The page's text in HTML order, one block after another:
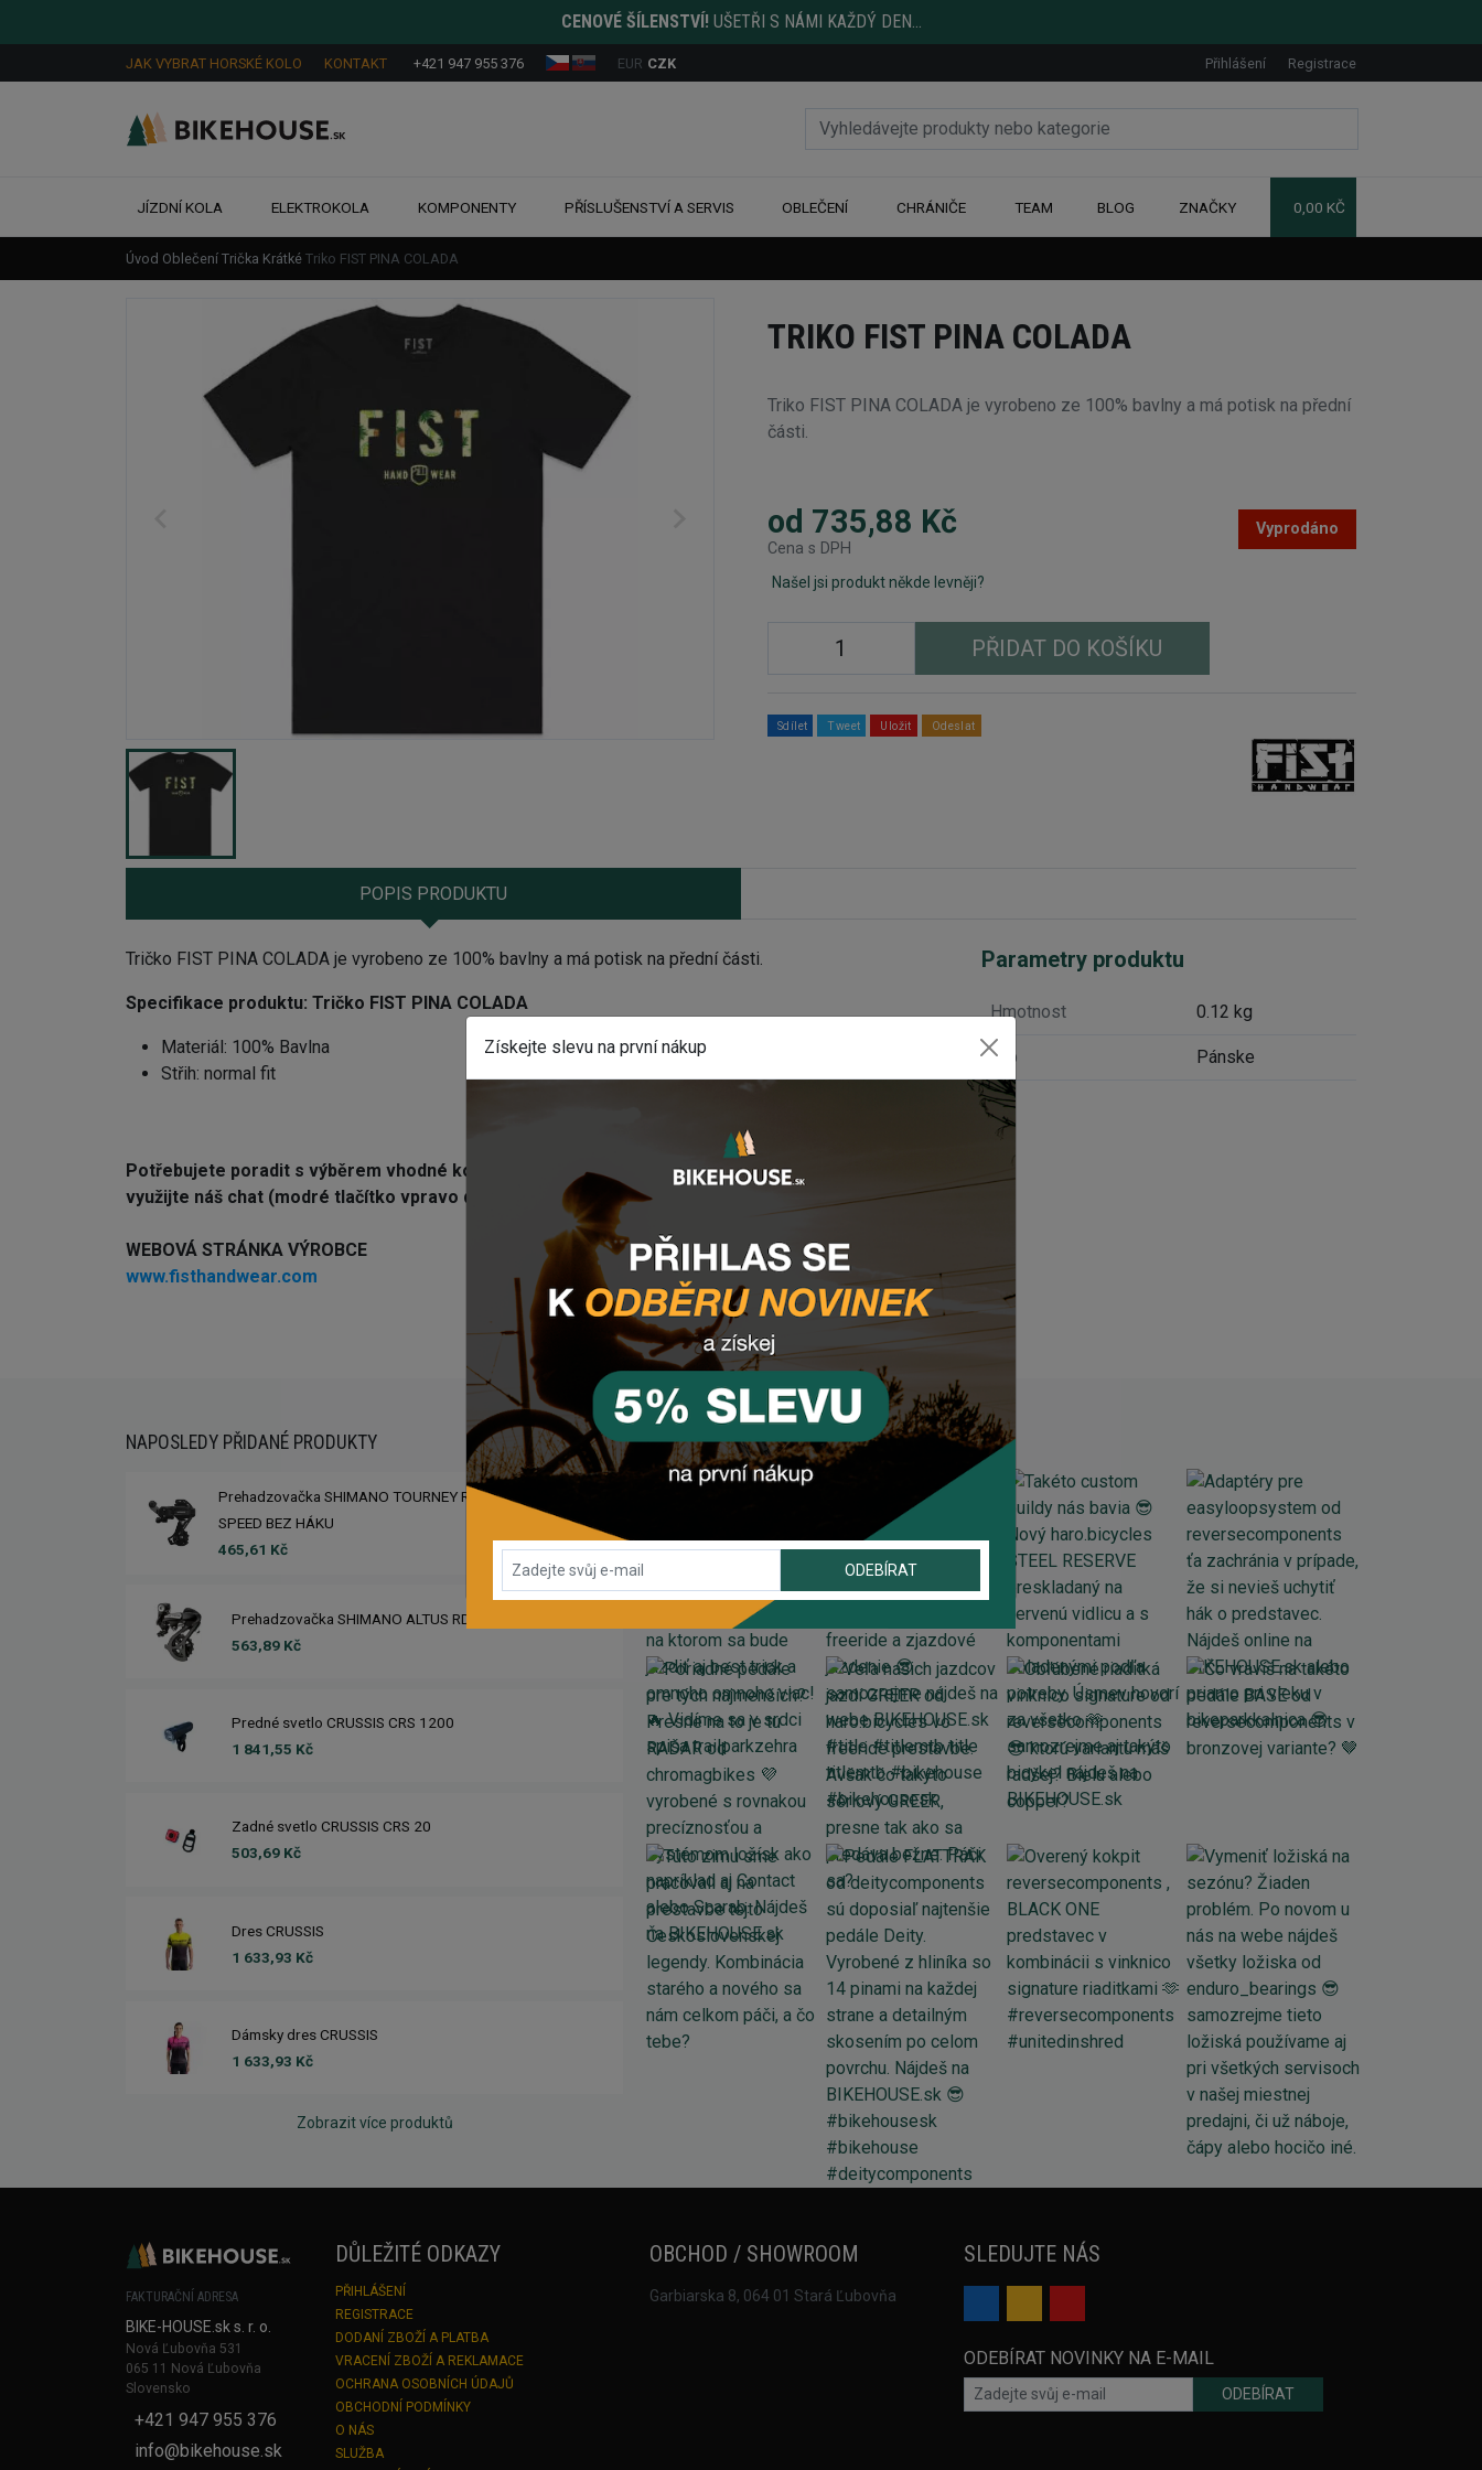
CENOVÉ ŠÍLENSTVÍ! UŠETŘI S NÁMI KAŽDÝ DEN...
JAK VYBRAT HORSKÉ KOLO KONTAKT +421 947 955 376 EUR CZK Přihlášení Registrace
JÍZDNÍ KOLA ELEKTROKOLA KOMPONENTY PŘÍSLUŠENSTVÍ A SERVIS OBLEČENÍ CHRÁNIČE TEAM BLOG ZNAČKY 0,00 KČ
Úvod Oblečení Trička Krátké Triko FIST PINA COLADA
TRIKO FIST PINA COLADA
Triko FIST PINA COLADA je vyrobeno ze 100% bavlny a má potisk na přední
části.
od 735,88 Kč
Cena s DPH
Vyprodáno
Našel jsi produkt někde levněji?
PŘIDAT DO KOŠÍKU
Sdílet Tweet Uložit Odeslat
POPIS PRODUKTU
Tričko FIST PINA COLADA je vyrobeno ze 100% bavlny a má potisk na přední části.
Specifikace produktu: Tričko FIST PINA COLADA
Materiál: 100% Bavlna
Střih: normal fit
Potřebujete poradit s výběrem vhodné komponenty? nám , zprávu naFacebooku
využijte náš chat (modré tlačítko vpravo dole).
WEBOVÁ STRÁNKA VÝROBCE
www.fisthandwear.com
Parametry produktu
Hmotnost 0.12 kg
Typ Pánske
NAPOSLEDY PŘIDANÉ PRODUKTY
Prehadzovačka SHIMANO TOURNEY RD-TY200 GS 6/7
SPEED BEZ HÁKU
465,61 Kč
Prehadzovačka SHIMANO ALTUS RD-M310 7/8SP
563,89 Kč
Predné svetlo CRUSSIS CRS 1200
1 841,55 Kč
Zadné svetlo CRUSSIS CRS 20
503,69 Kč
Dres CRUSSIS
1 633,93 Kč
Dámsky dres CRUSSIS
1 633,93 Kč
Zobrazit více produktů
INSTAGRAM#BIKEHOUSESK
FAKTURAČNÍ ADRESA
BIKE-HOUSE.sk s. r. o.
Nová Ľubovňa 531
065 11 Nová Ľubovňa
Slovensko
+421 947 955 376
info@bikehouse.sk
DŮLEŽITÉ ODKAZY
PŘIHLÁŠENÍ
REGISTRACE
DODANÍ ZBOŽÍ A PLATBA
VRACENÍ ZBOŽÍ A REKLAMACE
OCHRANA OSOBNÍCH ÚDAJŮ
OBCHODNÍ PODMÍNKY
O NÁS
SLUŽBA
OBCHOD / SHOWROOM
Garbiarska 8, 064 01 Stará Ľubovňa
SLEDUJTE NÁS
ODEBÍRAT NOVINKY NA E-MAIL
ODEBÍRAT
Získejte slevu na první nákup
ODEBÍRAT